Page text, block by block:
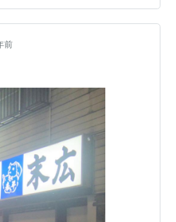
ので…
前